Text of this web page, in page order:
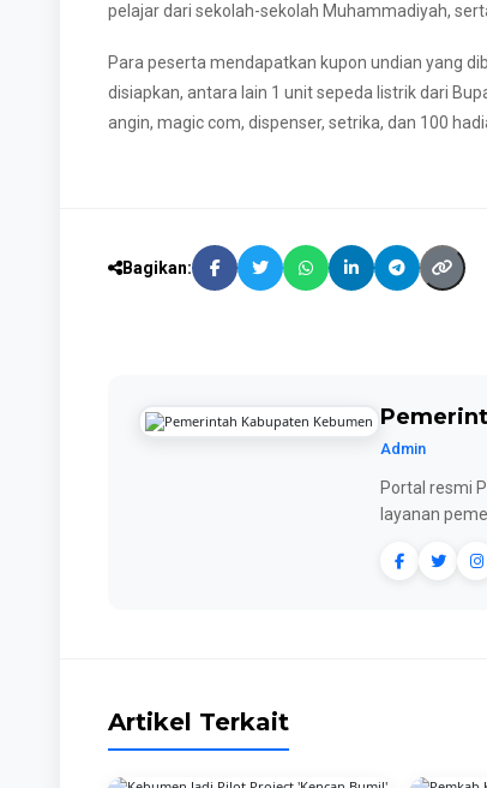
pelajar dari sekolah-sekolah Muhammadiyah,
Para peserta mendapatkan kupon undian yang
disiapkan, antara lain 1 unit sepeda listrik dari
angin, magic com, dispenser, setrika, dan 100
Bagikan:
Admin
Portal resmi
layanan
Artikel Terkait